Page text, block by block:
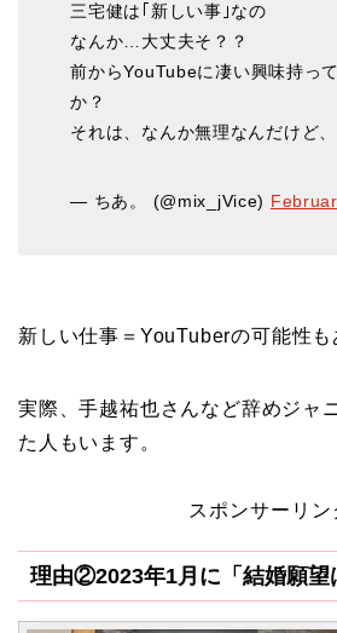
三宅健は｢新しい事｣なの
なんか…大丈夫そ？？
前からYouTubeに凄い興味持っ
か？
それは、なんか無理なんだけど、
— ちあ。 (@mix_jVice)
新しい仕事＝YouTuberの可能性も
実際、手越祐也さんなど辞めジャ
た人もいます。
スポンサーリン
理由②2023年1月に「結婚願望